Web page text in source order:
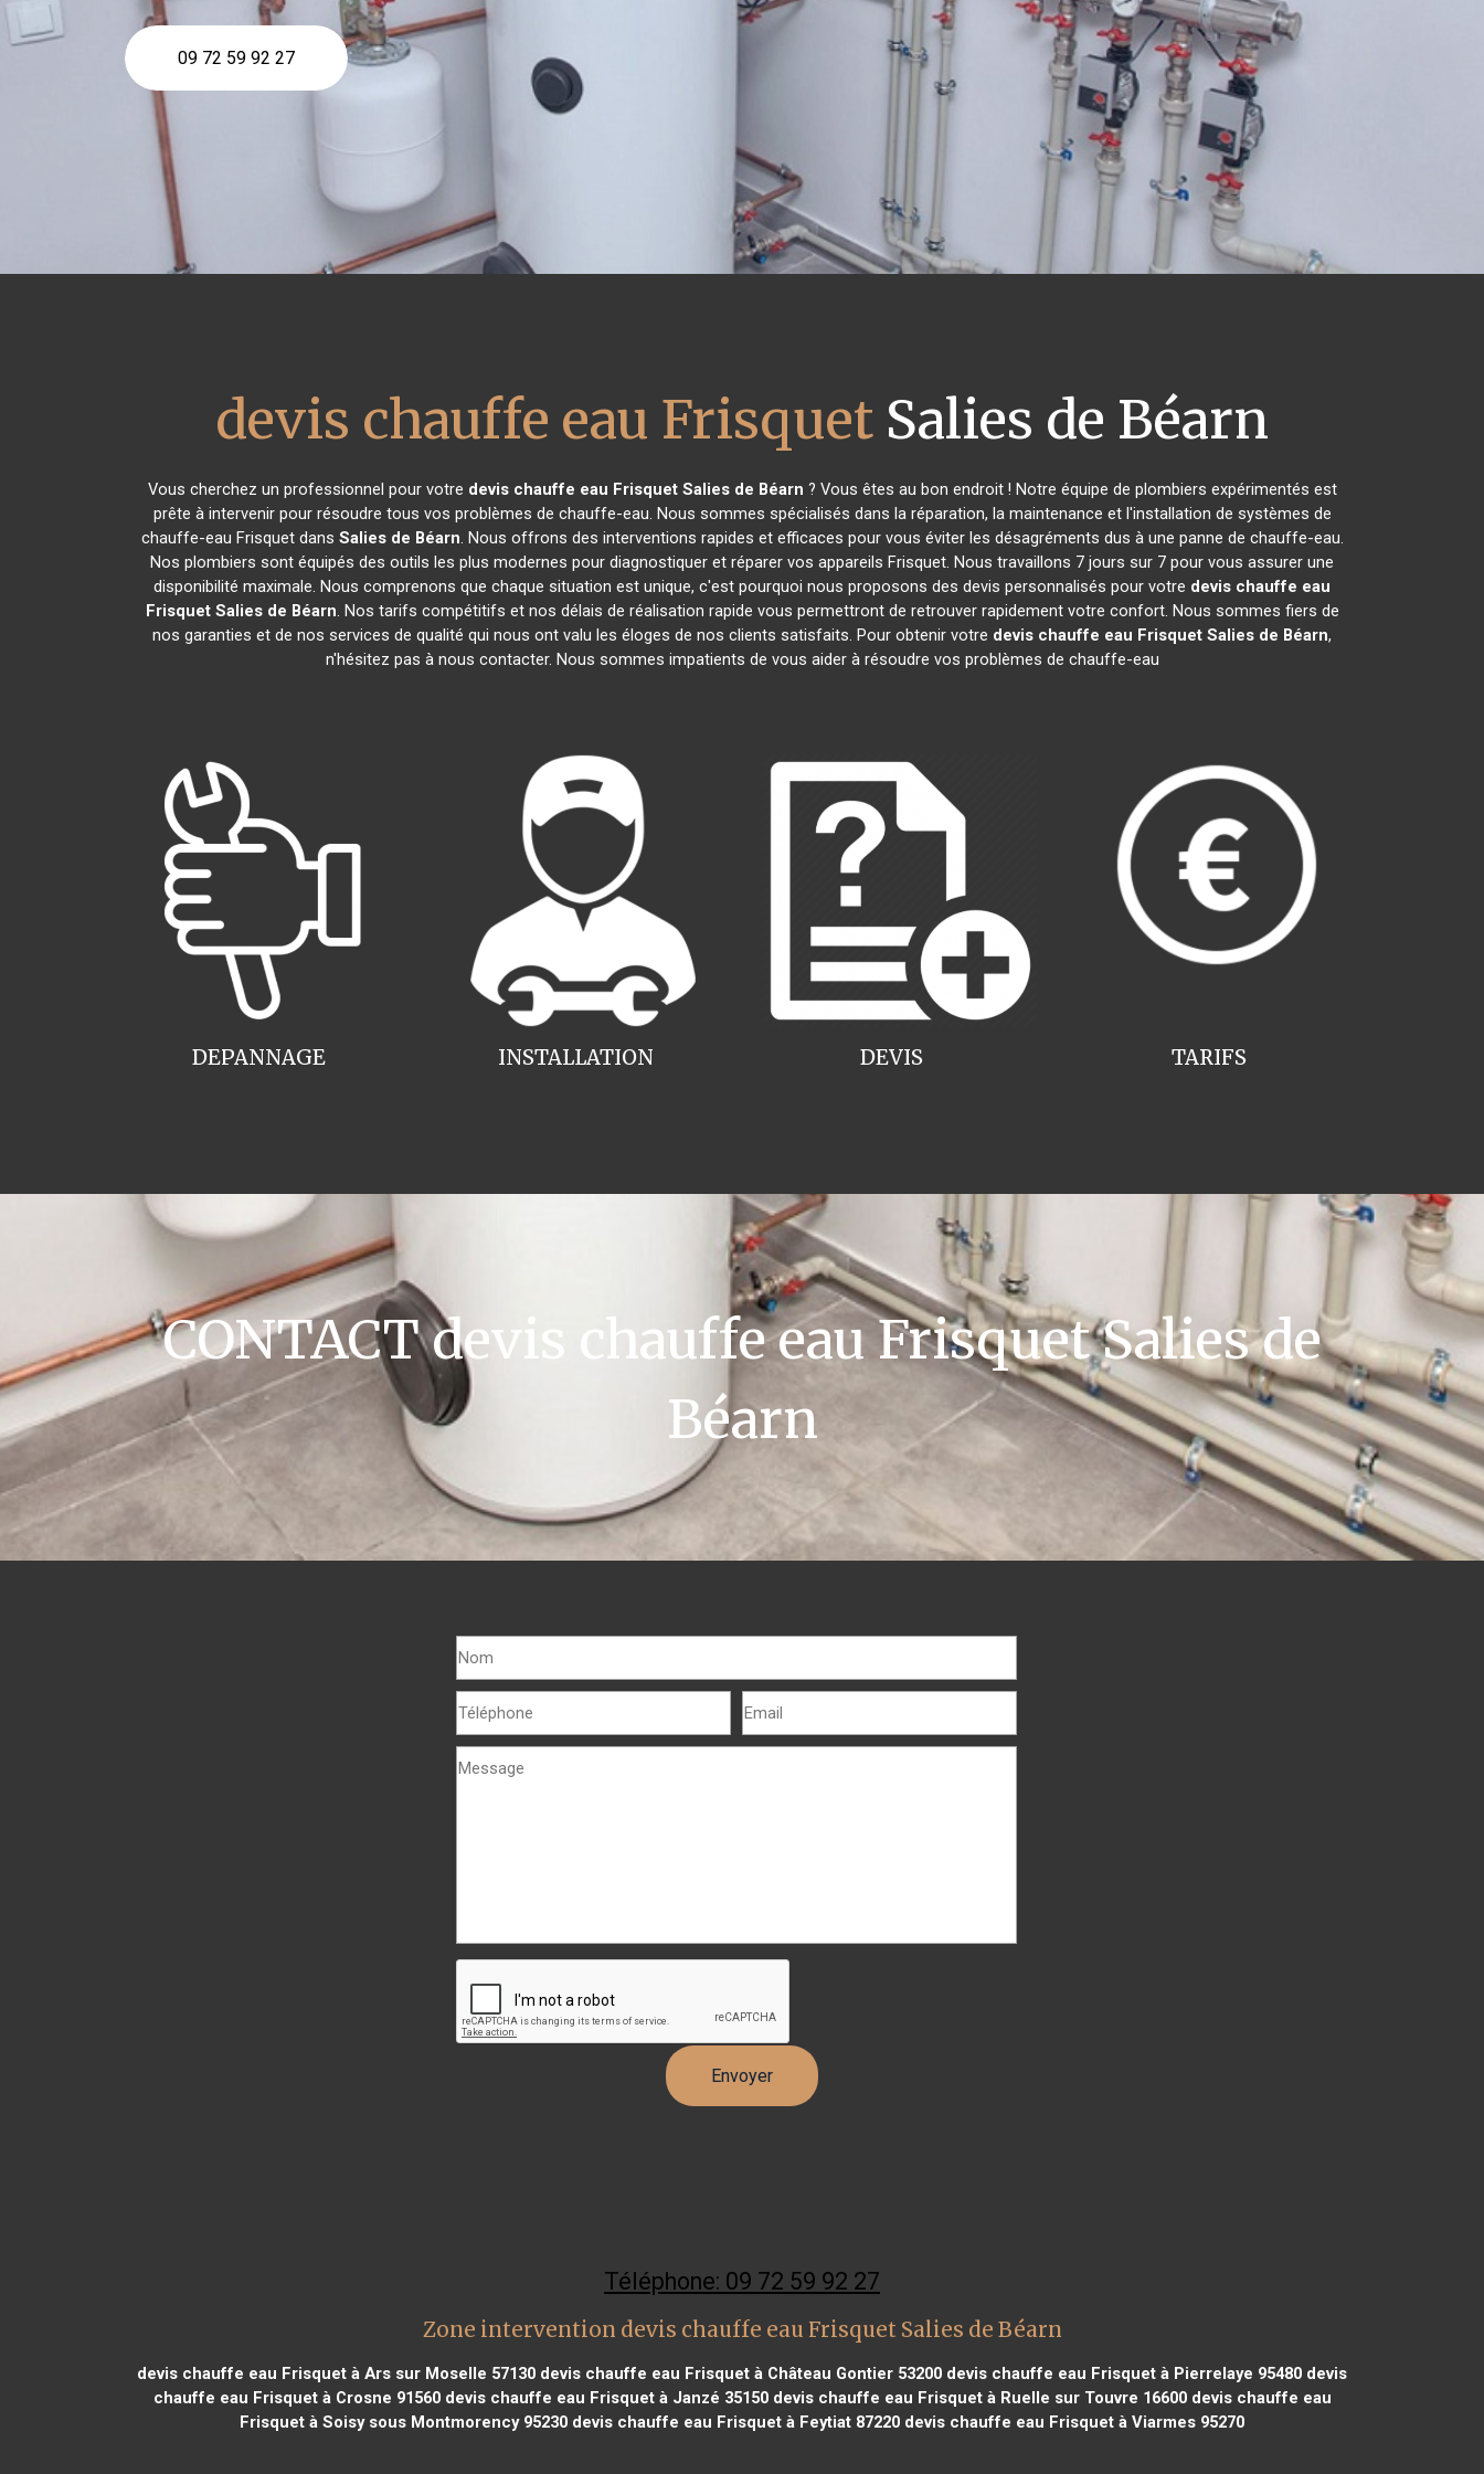
09 72 59 92 27
devis chauffe eau Frisquet Salies de Béarn
Vous cherchez un professionnel pour votre devis chauffe eau Frisquet Salies de Béarn ? Vous êtes au bon endroit ! Notre équipe de plombiers expérimentés est
prête à intervenir pour résoudre tous vos problèmes de chauffe-eau. Nous sommes spécialisés dans la réparation, la maintenance et l'installation de systèmes de
chauffe-eau Frisquet dans Salies de Béarn. Nous offrons des interventions rapides et efficaces pour vous éviter les désagréments dus à une panne de chauffe-eau.
Nos plombiers sont équipés des outils les plus modernes pour diagnostiquer et réparer vos appareils Frisquet. Nous travaillons 7 jours sur 7 pour vous assurer une
disponibilité maximale. Nous comprenons que chaque situation est unique, c'est pourquoi nous proposons des devis personnalisés pour votre devis chauffe eau
Frisquet Salies de Béarn. Nos tarifs compétitifs et nos délais de réalisation rapide vous permettront de retrouver rapidement votre confort. Nous sommes fiers de
nos garanties et de nos services de qualité qui nous ont valu les éloges de nos clients satisfaits. Pour obtenir votre devis chauffe eau Frisquet Salies de Béarn,
n'hésitez pas à nous contacter. Nous sommes impatients de vous aider à résoudre vos problèmes de chauffe-eau
INSTALLATION
DEPANNAGE TARIFS
DEVIS
CONTACT devis chauffe eau Frisquet Salies de
Béarn
Téléphone: 09 72 59 92 27
Zone intervention devis chauffe eau Frisquet Salies de Béarn
devis chauffe eau Frisquet à Ars sur Moselle 57130 devis chauffe eau Frisquet à Château Gontier 53200 devis chauffe eau Frisquet à Pierrelaye 95480 devis
chauffe eau Frisquet à Crosne 91560devis chauffe eau Frisquet à Janzé 35150devis chauffe eau Frisquet à Ruelle sur Touvre 16600devis chauffe eau
Frisquet à Soisy sous Montmorency 95230 devis chauffe eau Frisquet à Feytiat 87220 devis chauffe eau Frisquet à Viarmes 95270